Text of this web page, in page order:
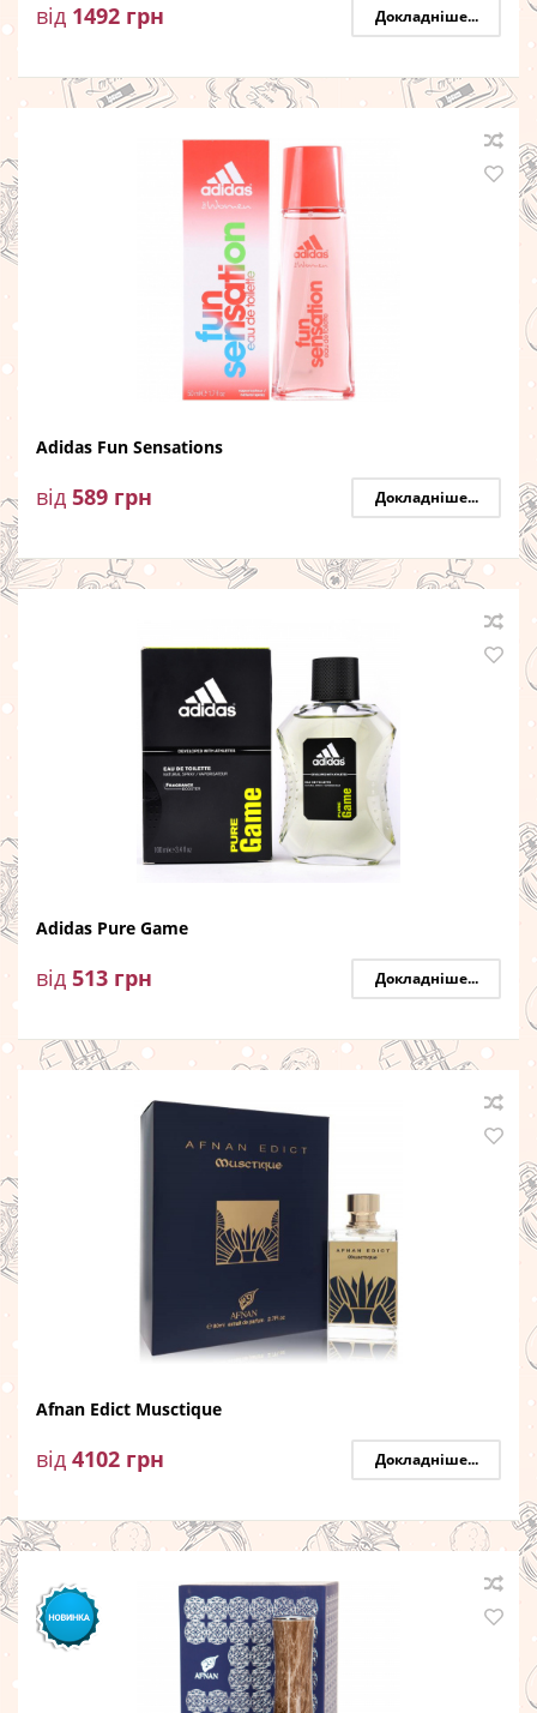
від 1492 грн Докладніше...
Adidas Fun Sensations
від 589 грн Докладніше...
Adidas Pure Game
від 513 грн Докладніше...
Afnan Edict Musctique
від 4102 грн Докладніше...